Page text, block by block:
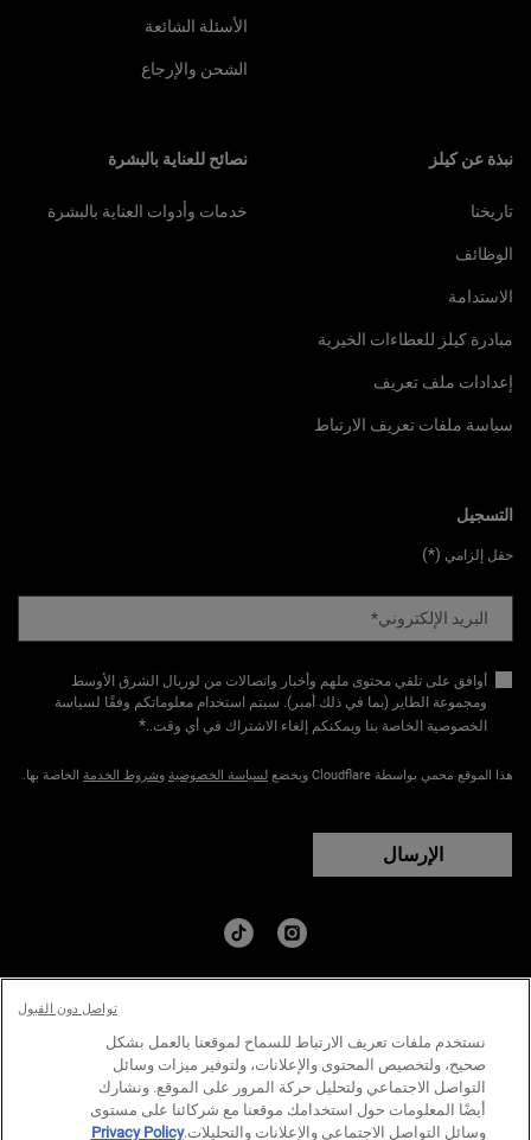
الأسئلة الشائعة
الشحن والإرجاع
نبذة عن كيلز
تاريخنا
الوظائف
الاستدامة
مبادرة كيلز للعطاءات الخيرية
إعدادات ملف تعريف
سياسة ملفات تعريف الارتباط
نصائح للعناية بالبشرة
خدمات وأدوات العناية بالبشرة
التسجيل
حقل إلزامي (*)
البريد الإلكتروني*
أوافق على تلقي محتوى ملهم وأخبار واتصالات من لوريال الشرق الأوسط
ومجموعة الطاير (بما في ذلك أمبر). سيتم استخدام معلوماتكم وفقًا لسياسة
الخصوصية الخاصة بنا ويمكنكم إلغاء الاشتراك في أي وقت.​.
*
هذا الموقع محمي بواسطة Cloudflare ويخضع لسياسة الخصوصية وشروط الخدمة الخاصة بها.
الإرسال
سياسة الخصوصية الشروط والاحكام خارطة الموقع
نستخدم ملفات تعريف الارتباط للسماح لموقعنا بالعمل بشكل
صحيح، ولتخصيص المحتوى والإعلانات، ولتوفير ميزات وسائل
التواصل الاجتماعي ولتحليل حركة المرور على الموقع. ونشارك
أيضًا المعلومات حول استخدامك موقعنا مع شركائنا على مستوى
وسائل التواصل الاجتماعي والإعلانات والتحليلات.Privacy Policy
تواصل دون القبول